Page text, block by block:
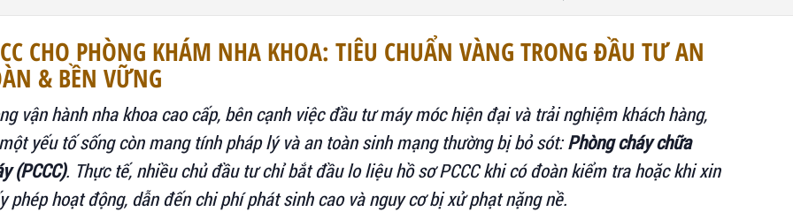
CHO PHÒNG KHÁM NHA KHOA: TIÊU CHUẨN VÀNG TRONG ĐẦU TƯ AN
& BỀN VỮNG
vận hành nha khoa cao cấp, bên cạnh việc đầu tư máy móc hiện đại và trải nghiệm khách hàng,
yếu tố sống còn mang tính pháp lý và an toàn sinh mạng thường bị bỏ sót:Phòng cháy chữa
(PCCC). Thực tế, nhiều chủ đầu tư chỉ bắt đầu lo liệu hồ sơ PCCC khi có đoàn kiểm tra hoặc khi xin
phép hoạt động, dẫn đến chi phí phát sinh cao và nguy cơ bị xử phạt nặng nề.